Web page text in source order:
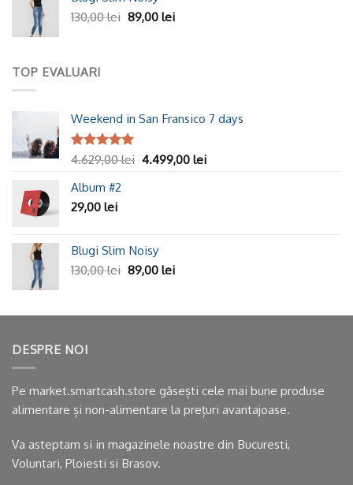
130,00lei 89,00 lei
TOP EVALUARI
Weekend in San Fransico 7 days
Evaluat la
4.629,00lei 4.499,00 lei
Album #2
29,00 lei
Blugi Slim Noisy
130,00lei 89,00 lei
DESPRE NOI
Pe market.smartcash.store găsești cele mai bune produse
alimentare și non-alimentare la prețuri avantajoase.
Va asteptam si in magazinele noastre din Bucuresti,
Voluntari, Ploiesti si Brasov.